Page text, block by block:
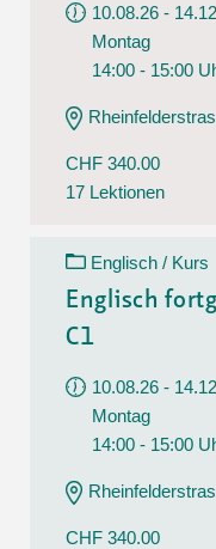
10.08.26 -
Montag
14:00 - 15:00
CHF 340.00
17 Lektionen
Englisch / Kurs
Englisch
C1
10.08.26 -
Montag
14:00 - 15:00
CHF 340.00